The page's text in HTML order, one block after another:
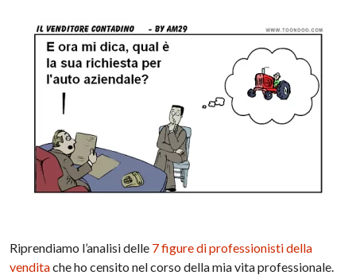
Riprendiamo l’analisi delle 7 figure di professionisti della
venditache ho censito nel corso della mia vita professionale.